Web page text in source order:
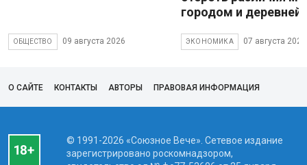
ОБЩЕСТВО 09 августа 2026
городом и деревней
ЭКОНОМИКА 07 августа 2026
О САЙТЕ КОНТАКТЫ АВТОРЫ ПРАВОВАЯ ИНФОРМАЦИЯ
© 1991-2026 «Союзное Вече». Сетевое издание
зарегистрировано роскомнадзором,